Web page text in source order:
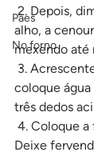
Pães
No forno
2. Depois, diminua o fogo e coloque o
alho, a
mexendo até
coloque
três dedos
Deixe